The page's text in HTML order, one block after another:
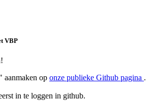
VBP
aanmaken op onze publieke Github pagina .
in te loggen in github.